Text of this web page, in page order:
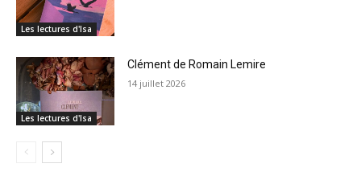
Les lectures d'Isa
Les lectures d'Isa
Clément de Romain Lemire
14 juillet 2026